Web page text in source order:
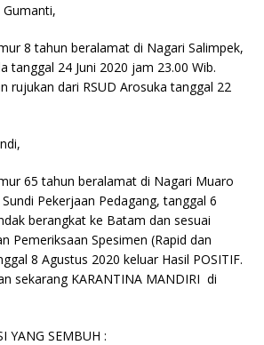
8 tahun beralamat di Nagari Salimpek,
tanggal 24 Juni 2020 jam 23.00 Wib.
rujukan dari RSUD Arosuka tanggal 22
65 tahun beralamat di Nagari Muaro
Pekerjaan Pedagang, tanggal 6
berangkat ke Batam dan sesuai
Pemeriksaan Spesimen (Rapid dan
8 Agustus 2020 keluar Hasil POSITIF.
sekarang KARANTINA MANDIRI di
YANG SEMBUH :